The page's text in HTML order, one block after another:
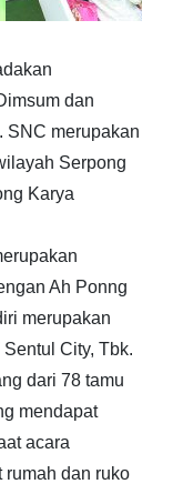
dan
SNC merupakan
Serpong
Karya
Ah Ponng
merupakan
City, Tbk.
dari 78 tamu
mendapat
acara
rumah dan ruko